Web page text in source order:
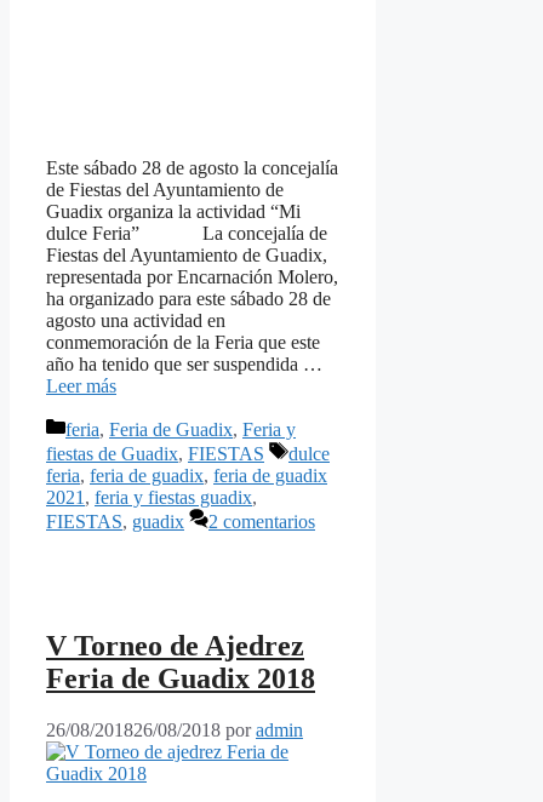
Este sábado 28 de agosto la concejalía
de Fiestas del Ayuntamiento de
Guadix organiza la actividad “Mi
dulce Feria” La concejalía de
Fiestas del Ayuntamiento de Guadix,
representada por Encarnación Molero,
ha organizado para este sábado 28 de
agosto una actividad en
conmemoración de la Feria que este
año ha tenido que ser suspendida …
Leer más
Categorías
feria, Feria de Guadix, Feria y
fiestas de Guadix, FIESTAS Etiquetas
dulce
feria, feria de guadix, feria de guadix
2021 , feria y fiestas guadix,
FIESTAS, guadix 2 comentarios
V Torneo de Ajedrez
Feria de Guadix 2018
26/08/201826/08/2018 poradmin